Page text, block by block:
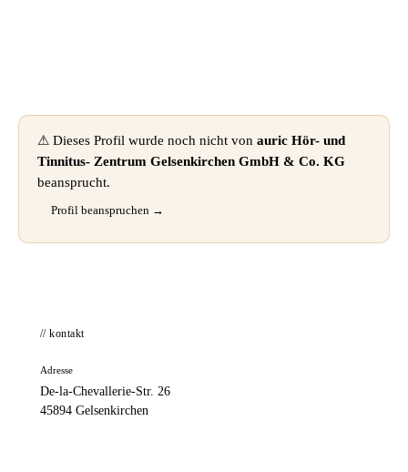
⚠ Dieses Profil wurde noch nicht von auric Hör- und
Tinnitus- Zentrum Gelsenkirchen GmbH & Co. KG
beansprucht.
Profil beanspruchen →
// kontakt
Adresse
De-la-Chevallerie-Str. 26
45894 Gelsenkirchen